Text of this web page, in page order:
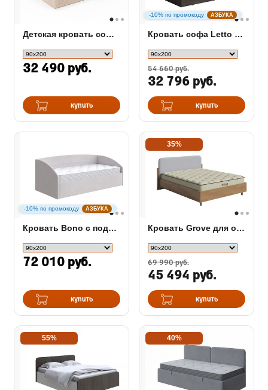
Детская кровать софа Umka
32 490 руб.
купить
-10% по промокоду АЗБУКА
Кровать софа Letto с подъемным механизмом
54 660 руб.
32 796 руб.
купить
-10% по промокоду АЗБУКА
Кровать Bono с подъемным механизмом
72 010 руб.
купить
35%
Кровать Grove для основания ПМ
69 990 руб.
45 494 руб.
купить
55% 40%